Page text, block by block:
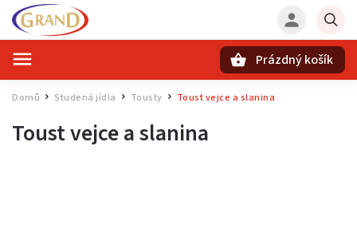
Prázdný košík
Domů / Studená jídla Tousty Toust vejce a slanina
Toust vejce a slanina